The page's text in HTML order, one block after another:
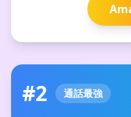
#2 通話最強